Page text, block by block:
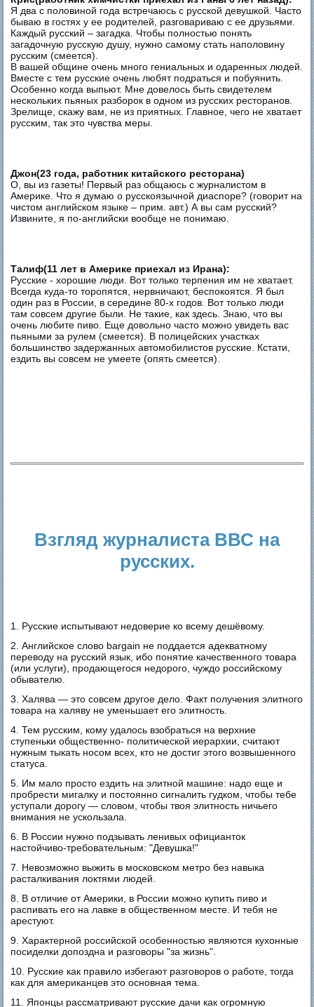
Я два с половиной года встречаюсь с русской девушкой. Часто
бываю в гостях у ее родителей, разговариваю с ее друзьями.
Каждый русский – загадка. Чтобы полностью понять
загадочную русскую душу, нужно самому стать наполовину
русским (смеется).
В вашей общине очень много гениальных и одаренных людей.
Вместе с тем русские очень любят подраться и побуянить.
Особенно когда выпьют. Мне довелось быть свидетелем
нескольких пьяных разборок в одном из русских ресторанов.
Зрелище, скажу вам, не из приятных. Главное, чего не хватает
русским, так это чувства меры.
Джон(23 года, работник китайского ресторана)
О, вы из газеты! Первый раз общаюсь с журналистом в
Америке. Что я думаю о русскоязычной диаспоре? (говорит на
чистом английском языке – прим. авт.) А вы сам русский?
Извините, я по-английски вообще не понимаю.
Талиф(11 лет в Америке приехал из Ирана):
Русские - хорошие люди. Вот только терпения им не хватает.
Всегда куда-то торопятся, нервничают, беспокоятся. Я был
один раз в России, в середине 80-х годов. Вот только люди
там совсем другие были. Не такие, как здесь. Знаю, что вы
очень любите пиво. Еще довольно часто можно увидеть вас
пьяными за рулем (смеется). В полицейских участках
большинство задержанных автомобилистов русские. Кстати,
ездить вы совсем не умеете (опять смеется).
Взгляд журналиста ВВС на
русских.
1. Русские испытывают недоверие ко всему дешёвому.
2. Английское слово bargain не поддается адекватному
переводу на русский язык, ибо понятие качественного товара
(или услуги), продающегося недорого, чуждо российскому
обывателю.
3. Халява — это совсем другое дело. Факт получения элитного
товара на халяву не уменьшает его элитность.
4. Тем русским, кому удалось взобраться на верхние
ступеньки общественно- политической иерархии, считают
нужным тыкать носом всех, кто не достиг этого возвышенного
статуса.
5. Им мало просто ездить на элитной машине: надо еще и
пробрести мигалку и постоянно сигналить гудком, чтобы тебе
уступали дорогу — словом, чтобы твоя элитность ничьего
внимания не ускользала.
6. В России нужно подзывать ленивых официанток
настойчиво-требовательным: "Девушка!"
7. Невозможно выжить в московском метро без навыка
расталкивания локтями людей.
8. В отличие от Америки, в России можно купить пиво и
распивать его на лавке в общественном месте. И тебя не
арестуют.
9. Характерной российской особенностью являются кухонные
посиделки допоздна и разговоры "за жизнь".
10. Русские как правило избегают разговоров о работе, тогда
как для американцев это основная тема.
11. Японцы рассматривают русские дачи как огромную